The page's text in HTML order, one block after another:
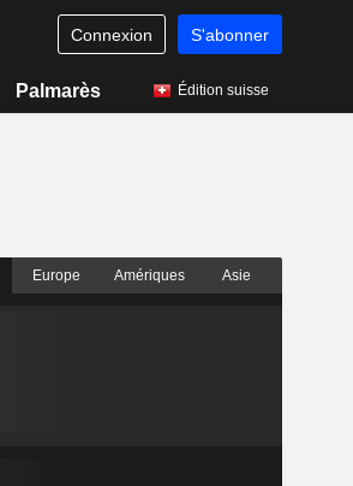
Connexion S'abonner
Palmarès Édition suisse
Europe Amériques Asie